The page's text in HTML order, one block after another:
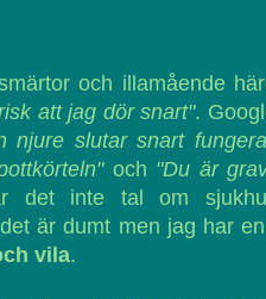
och illamående
att jag dör snart".
njure slutar snart
och "Du är
det inte tal om
är dumt men jag har en
vila.